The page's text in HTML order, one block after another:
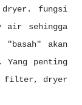
fungsi
air sehingga
akan
Yang penting
filter, dryer